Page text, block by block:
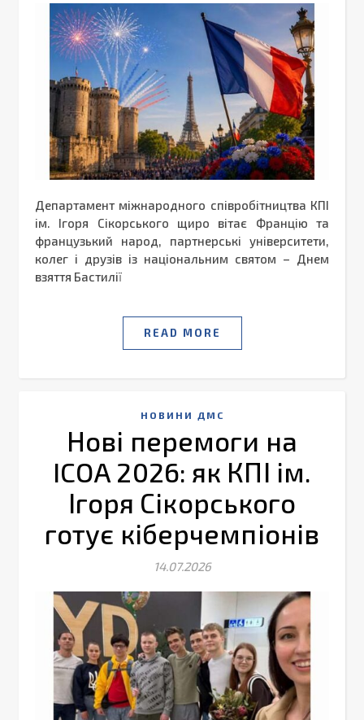
Департамент міжнародного співробітництва КПІ
ім. Ігоря Сікорського щиро вітає Францію та
французький народ, партнерські університети,
колег і друзів із національним святом – Днем
взяття Бастилії
READ MORE
НОВИНИ ДМС
Нові перемоги на
ICOA 2026: як КПІ ім.
Ігоря Сікорського
готує кіберчемпіонів
14.07.2026